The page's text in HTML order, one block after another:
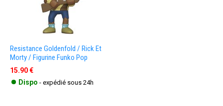
Resistance Goldenfold / Rick Et
Morty / Figurine Funko Pop
15.90 €
• Dispo - expédié sous 24h